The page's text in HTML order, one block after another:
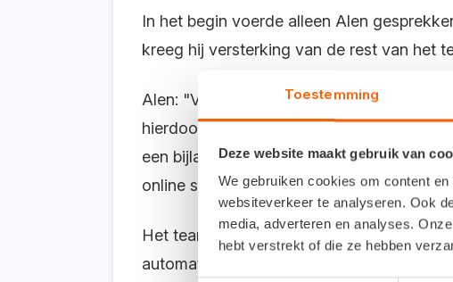
Toestemming
Deze website maakt gebruik van
We gebruiken cookies om content
websiteverkeer te analyseren. Ook
media, adverteren en analyses.
hebt verstrekt of die ze hebben
In het begin voerde alleen Alen
kreeg hij versterking van de rest van het
Alen: "Vóór Snelstart gebruikten we een
hierdoor gewend aan een bepaalde
een bijlage. Daarnaast aarzelden
online samenwerken met klanten."
Het team kwam iedere maandagmiddag
automatisering. Alen liet zijn collega’s